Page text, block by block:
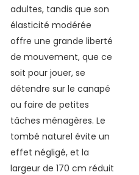
adultes, tandis que son
élasticité modérée
offre une grande liberté
de mouvement, que ce
soit pour jouer, se
détendre sur le canapé
ou faire de petites
tâches ménagères. Le
tombé naturel évite un
effet négligé, et la
largeur de 170 cm réduit